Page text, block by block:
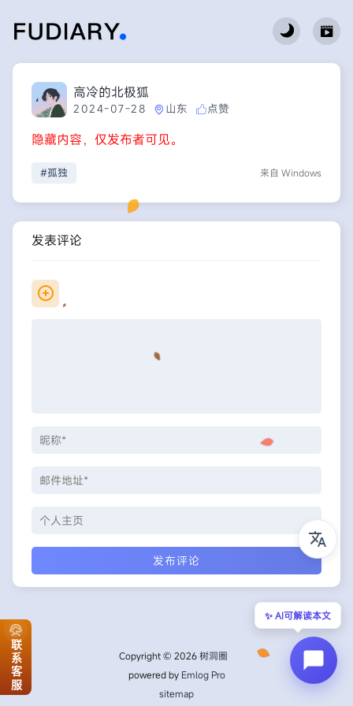
高冷的北极狐
2024-07-28 山东 点赞
隐藏内容，仅发布者可见。
#孤独 来自 Windows
发表评论
Copyright © 2026树洞圈
powered by Emlog Pro
sitemap
✨ AI可解读本文
联系客服